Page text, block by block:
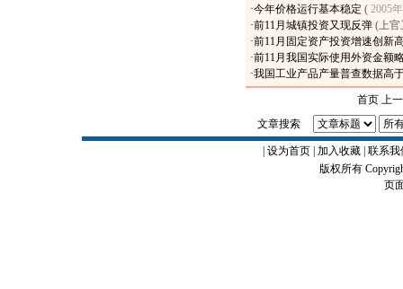
·今年价格运行基本稳定 ( 2005
·前11月城镇投资又现反弹 (上
·前11月固定资产投资增速创新
·前11月我国实际使用外资金额
·我国工业产品产量普查数据高
首页 上
文章搜索
设为首页| 加入收藏| 联系我
版权所有
页